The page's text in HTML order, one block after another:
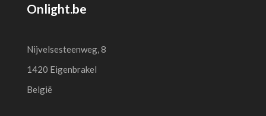
Onlight.be
Nijvelsesteenweg, 8
1420 Eigenbrakel
België